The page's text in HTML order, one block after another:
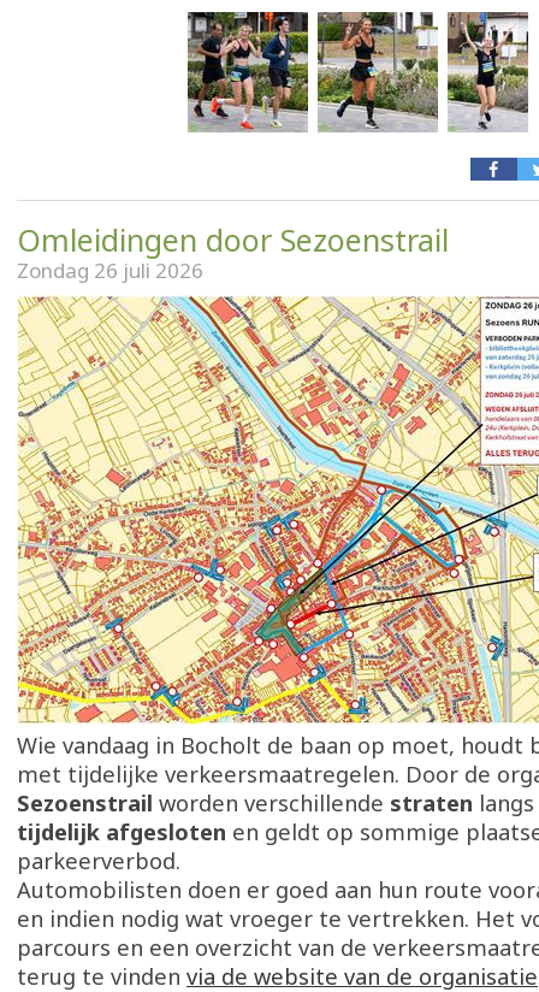
Omleidingen door Sezoenstrail
Zondag 26 juli 2026
Wie vandaag in Bocholt de baan op moet, houdt
met tijdelijke verkeersmaatregelen. Door de
Sezoenstrail worden verschillende straten
tijdelijk afgesloten en geldt op sommige
parkeerverbod.
Automobilisten doen er goed aan hun route
en indien nodig wat vroeger te vertrekken. Het
parcours en een overzicht van de
terug te vinden via de website van de organisatie